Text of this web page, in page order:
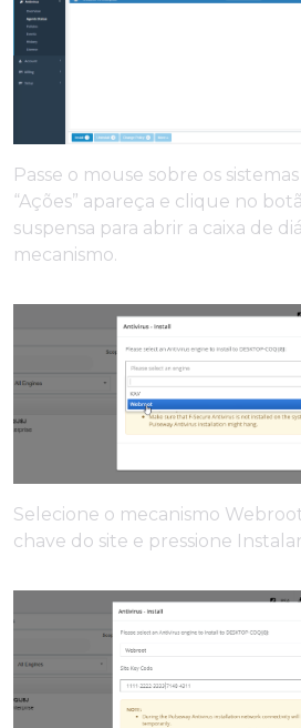
Passe o mouse sobre os
“Ações” apareça e clique no
suspensa para abrir a caixa de
mecanismo.
Selecione o mecanismo
chave do site e pressione